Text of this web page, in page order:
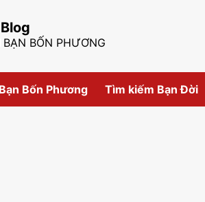
BỐN PHƯƠNG
Bốn Phương Tìm kiếm Bạn Đời